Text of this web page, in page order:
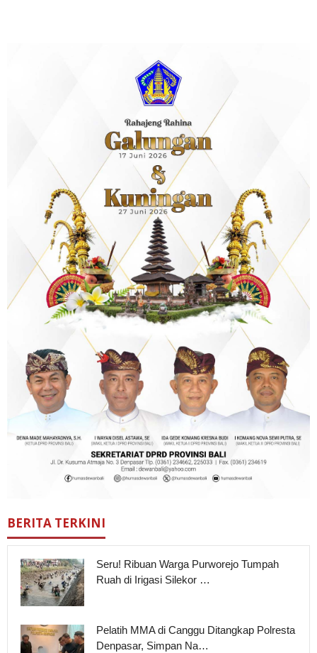
BERITA TERKINI
Seru! Ribuan Warga Purworejo Tumpah
Ruah di Irigasi Silekor …
Pelatih MMA di Canggu Ditangkap Polresta
Denpasar, Simpan Na…